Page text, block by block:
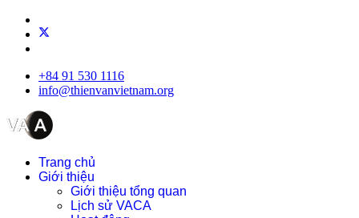
+84 91 530 1116
info@thienvanvietnam.org
Trang chủ
Giới thiệu
Giới thiệu tổng quan
Lịch sử VACA